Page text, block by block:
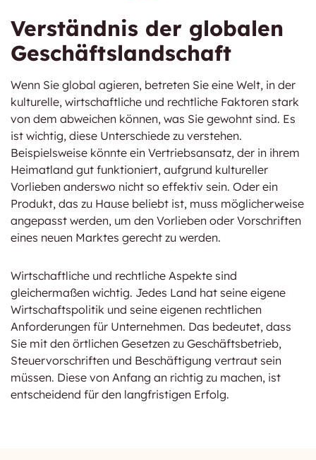
Verständnis der globalen
Geschäftslandschaft
Wenn Sie global agieren, betreten Sie eine Welt, in der
kulturelle, wirtschaftliche und rechtliche Faktoren stark
von dem abweichen können, was Sie gewohnt sind. Es
ist wichtig, diese Unterschiede zu verstehen.
Beispielsweise könnte ein Vertriebsansatz, der in ihrem
Heimatland gut funktioniert, aufgrund kultureller
Vorlieben anderswo nicht so effektiv sein. Oder ein
Produkt, das zu Hause beliebt ist, muss möglicherweise
angepasst werden, um den Vorlieben oder Vorschriften
eines neuen Marktes gerecht zu werden.
Wirtschaftliche und rechtliche Aspekte sind
gleichermaßen wichtig. Jedes Land hat seine eigene
Wirtschaftspolitik und seine eigenen rechtlichen
Anforderungen für Unternehmen. Das bedeutet, dass
Sie mit den örtlichen Gesetzen zu Geschäftsbetrieb,
Steuervorschriften und Beschäftigung vertraut sein
müssen. Diese von Anfang an richtig zu machen, ist
entscheidend für den langfristigen Erfolg.